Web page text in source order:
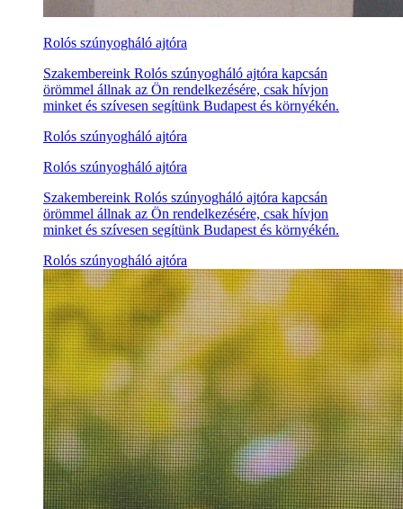
Rolós szúnyogháló ajtóra
Szakembereink Rolós szúnyogháló ajtóra kapcsán
örömmel állnak az Ön rendelkezésére, csak hívjon
minket és szívesen segítünk Budapest és környékén.
Rolós szúnyogháló ajtóra
Rolós szúnyogháló ajtóra
Szakembereink Rolós szúnyogháló ajtóra kapcsán
örömmel állnak az Ön rendelkezésére, csak hívjon
minket és szívesen segítünk Budapest és környékén.
Rolós szúnyogháló ajtóra